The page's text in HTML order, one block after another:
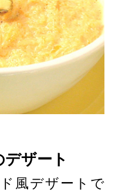
ザート
風デザートで